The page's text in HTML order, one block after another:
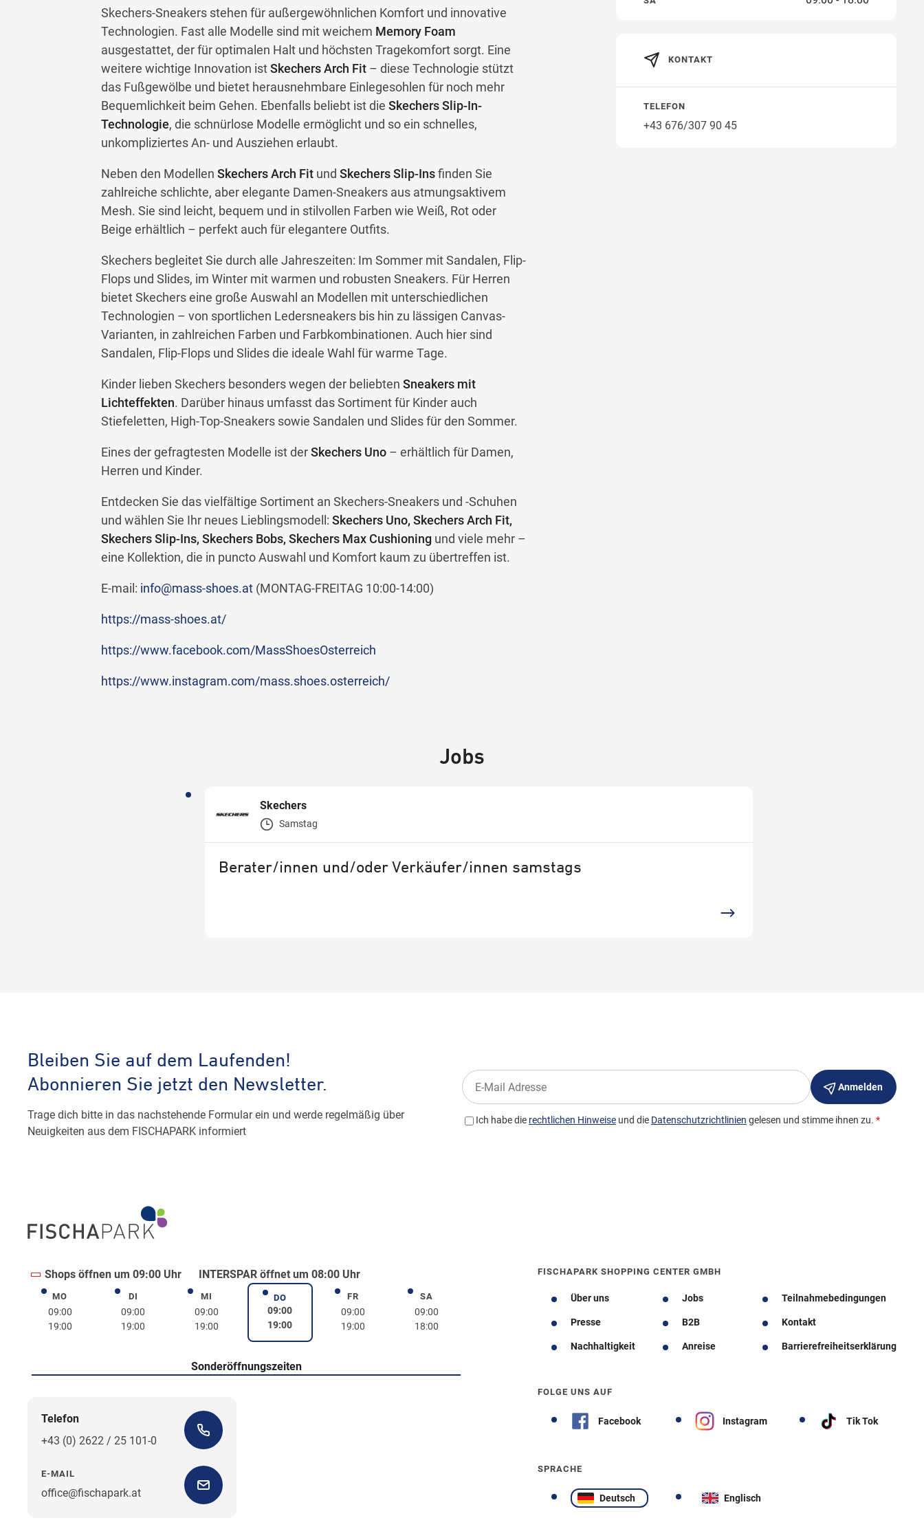
Skechers-Sneakers stehen für außergewöhnlichen Komfort und innovative
Technologien. Fast alle Modelle sind mit weichem Memory Foam
ausgestattet, der für optimalen Halt und höchsten Tragekomfort sorgt. Eine
weitere wichtige Innovation istSkechers Arch Fit – diese Technologie stützt
das Fußgewölbe und bietet herausnehmbare Einlegesohlen für noch mehr
Bequemlichkeit beim Gehen. Ebenfalls beliebt ist die Skechers Slip-In-
Technologie, die schnürlose Modelle ermöglicht und so ein schnelles,
unkompliziertes An- und Ausziehen erlaubt.
Neben den Modellen Skechers Arch Fit und Skechers Slip-Insfinden Sie
zahlreiche schlichte, aber elegante Damen-Sneakers aus atmungsaktivem
Mesh. Sie sind leicht, bequem und in stilvollen Farben wie Weiß, Rot oder
Beige erhältlich – perfekt auch für elegantere Outfits.
Skechers begleitet Sie durch alle Jahreszeiten: Im Sommer mit Sandalen, Flip-
Flops und Slides, im Winter mit warmen und robusten Sneakers. Für Herren
bietet Skechers eine große Auswahl an Modellen mit unterschiedlichen
Technologien – von sportlichen Ledersneakers bis hin zu lässigen Canvas-
Varianten, in zahlreichen Farben und Farbkombinationen. Auch hier sind
Sandalen, Flip-Flops und Slides die ideale Wahl für warme Tage.
Kinder lieben Skechers besonders wegen der beliebten Sneakers mit
Lichteffekten. Darüber hinaus umfasst das Sortiment für Kinder auch
Stiefeletten, High-Top-Sneakers sowie Sandalen und Slides für den Sommer.
Eines der gefragtesten Modelle ist derSkechers Uno – erhältlich für Damen,
Herren und Kinder.
Entdecken Sie das vielfältige Sortiment an Skechers-Sneakers und -Schuhen
und wählen Sie Ihr neues Lieblingsmodell: Skechers Uno, Skechers Arch Fit,
Skechers Slip-Ins, Skechers Bobs, Skechers Max Cushioning und viele mehr –
eine Kollektion, die in puncto Auswahl und Komfort kaum zu übertreffen ist.
E-mail: info@mass-shoes.at (MONTAG-FREITAG 10:00-14:00)
https://mass-shoes.at/
https://www.facebook.com/MassShoesOsterreich
https://www.instagram.com/mass.shoes.osterreich/
KONTAKT
TELEFON
+43 676/307 90 45
Jobs
Skechers
Samstag
Berater/innen und/oder Verkäufer/innen samstags
Shops öffnen um 09:00 Uhr INTERSPAR öffnet um 08:00 Uhr
MOMontag
09:00
19:00
DIDienstag
09:00
19:00
MIMittwoch
09:00
19:00
DODonnerstag
09:00
19:00
FRFreitag
09:00
19:00
SASamstag
09:00
18:00
Sonderöffnungszeiten
Telefon
+43 (0) 2622 / 25 101-0
E-MAIL
office@fischapark.at
FISCHAPARK SHOPPING CENTER GMBH
Über uns Jobs Teilnahmebedingungen
Presse B2B Kontakt
Nachhaltigkeit Anreise Barrierefreiheitserklärung
FOLGE UNS AUF
Facebook Instagram Tik Tok
SPRACHE
Deutsch Englisch